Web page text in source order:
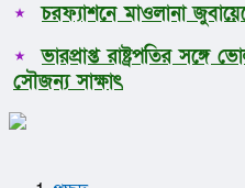
চরফ্যাশনে মাওলানা
ভারপ্রাপ্ত রাষ্ট্রপতির
সৌজন্য সাক্ষাৎ